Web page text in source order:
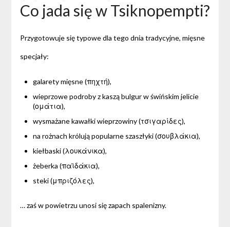
Co jada się w Tsiknopempti?
Przygotowuje się typowe dla tego dnia tradycyjne, mięsne
specjały:
galarety mięsne (πηχτή),
wieprzowe podroby z kaszą bulgur w świńskim jelicie
(ομάτια),
wysmażane kawałki wieprzowiny (τσιγαρίδες),
na rożnach królują popularne szaszłyki (σουβλάκια),
kiełbaski (λουκάνικα),
żeberka (παϊδάκια),
steki (μπριζόλες),
… zaś w powietrzu unosi się zapach spalenizny.